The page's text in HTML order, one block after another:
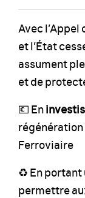
Avec
et l’État
assument
et de
💶 En
Ferroviaire
♻️ En portant
permettre